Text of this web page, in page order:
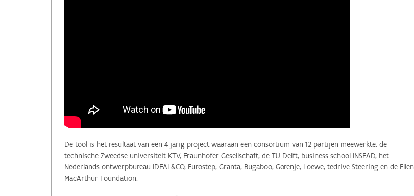
De tool is het resultaat van een 4-jarig project waaraan een consortium van 12 partijen meewerkte: de
technische Zweedse universiteit KTV, Fraunhofer Gesellschaft, de TU Delft, business school INSEAD, het
Nederlands ontwerpbureau IDEAL&CO, Eurostep, Granta, Bugaboo, Gorenje, Loewe, tedrive Steering en de Ellen
MacArthur Foundation.